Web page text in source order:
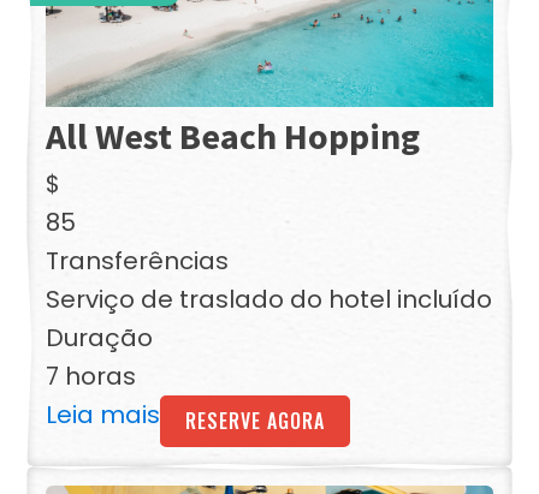
All West Beach Hopping
$
85
Transferências
Serviço de traslado do hotel incluído
Duração
7 horas
Leia mais
RESERVE AGORA